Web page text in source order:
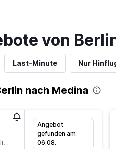
von
Last-Minute Nur
nach Medina
Angebot
gefunden am
06.08.